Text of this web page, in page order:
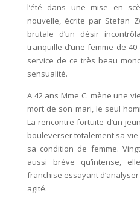
l’été dans une mise en
nouvelle, écrite par Stefan
brutale d’un désir
tranquille d’une femme de
service de ce très beau
sensualité.
A 42 ans Mme C. mène une
mort de son mari, le seul
La rencontre fortuite d’un
bouleverser totalement sa
sa condition de femme.
aussi brève qu’intense,
franchise essayant
agité.